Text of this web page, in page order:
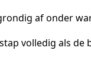
af onder
volledig als de